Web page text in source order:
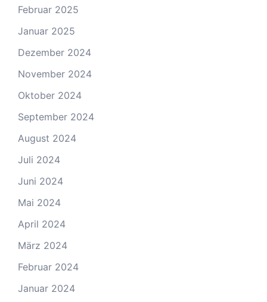
Februar 2025
Januar 2025
Dezember 2024
November 2024
Oktober 2024
September 2024
August 2024
Juli 2024
Juni 2024
Mai 2024
April 2024
März 2024
Februar 2024
Januar 2024